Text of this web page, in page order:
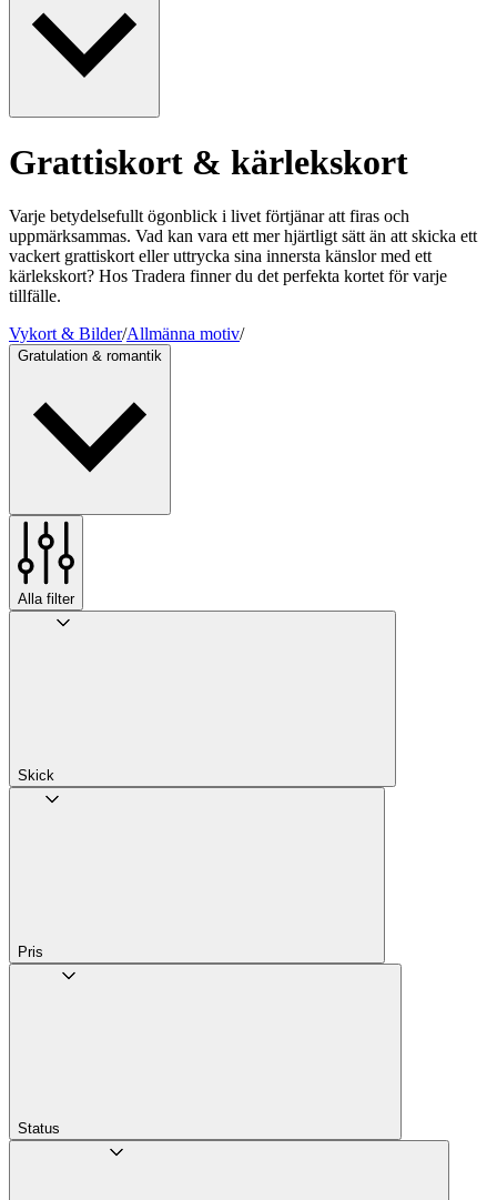
Grattiskort & kärlekskort
Varje betydelsefullt ögonblick i livet förtjänar att firas och
uppmärksammas. Vad kan vara ett mer hjärtligt sätt än att skicka ett
vackert grattiskort eller uttrycka sina innersta känslor med ett
kärlekskort? Hos Tradera finner du det perfekta kortet för varje
tillfälle.
Vykort & Bilder/Allmänna motiv/
Gratulation & romantik
Alla filter
Skick
Pris
Status